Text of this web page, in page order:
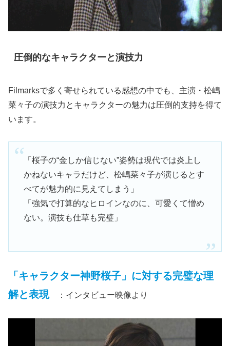
圧倒的なキャラクターと演技力
Filmarksで多く寄せられている感想の中でも、主演・松嶋
菜々子の演技力とキャラクターの魅力は圧倒的支持を得て
います。
「桜子の“金しか信じない”姿勢は現代では炎上し
かねないキャラだけど、松嶋菜々子が演じるとす
べてが魅力的に見えてしまう」
「強気で打算的なヒロインなのに、可愛くて憎め
ない。演技も仕草も完璧」
「キャラクター神野桜子 」 に対する完璧な理
解と表現：インタビュー映像より